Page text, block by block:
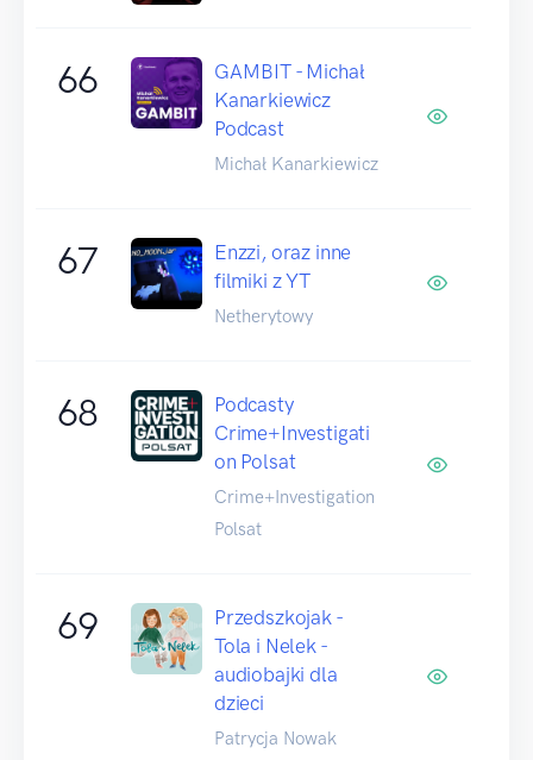
66
GAMBIT - Michał
Kanarkiewicz
Podcast
Michał Kanarkiewicz
67
Enzzi, oraz inne
filmiki z YT
Netherytowy
68
Podcasty
Crime+Investigati
on Polsat
Crime+Investigation
Polsat
69
Przedszkojak -
Tola i Nelek -
audiobajki dla
dzieci
Patrycja Nowak